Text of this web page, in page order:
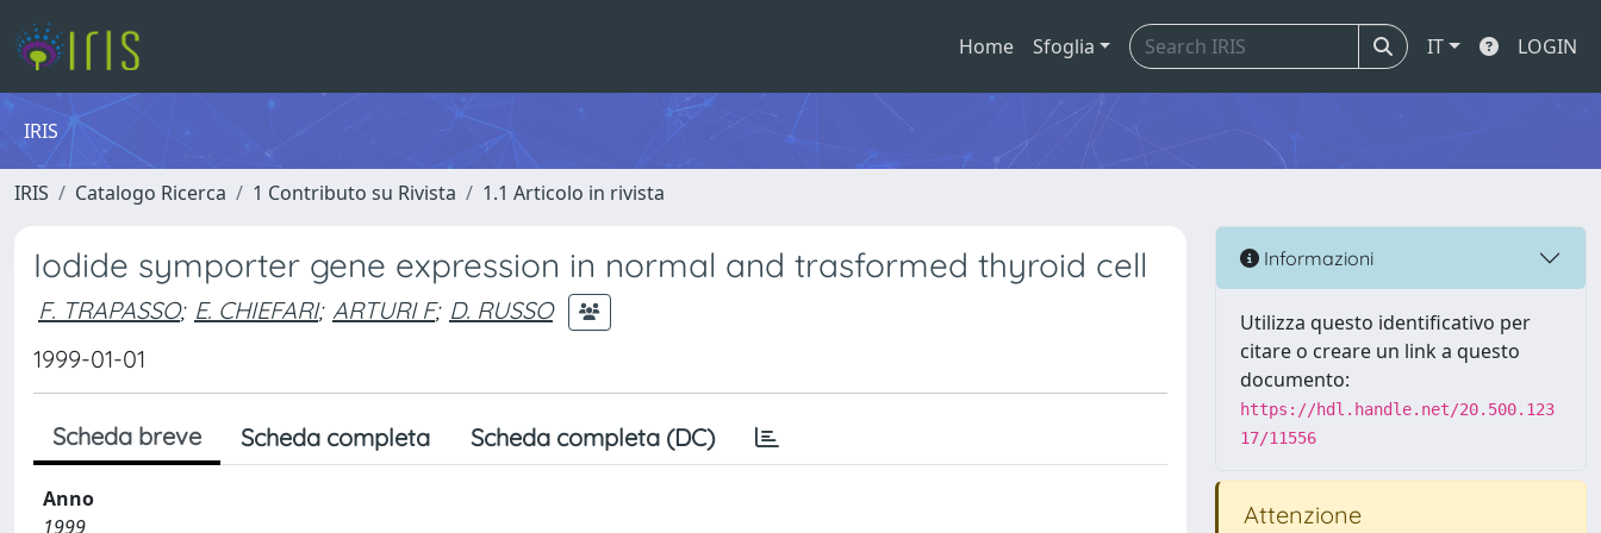
Home Sfoglia IT LOGIN
IRIS
IRIS Catalogo Ricerca 1 Contributo su Rivista 1.1 Articolo in rivista
Iodide symporter gene expression in normal and trasformed thyroid cell
F. TRAPASSO; E. CHIEFARI; ARTURI F; D. RUSSO
1999-01-01
Scheda breve Scheda completa Scheda completa (DC)
Anno
1999
Informazioni
Utilizza questo identificativo per
citare o creare un link a questo
documento:
https://hdl.handle.net/20.500.123
17/11556
Attenzione